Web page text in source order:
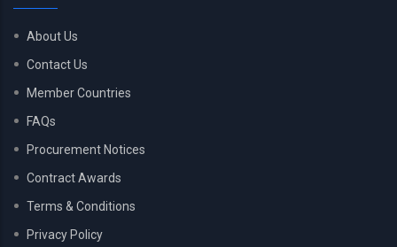
About Us
Contact Us
Member Countries
FAQs
Procurement Notices
Contract Awards
Terms & Conditions
Privacy Policy